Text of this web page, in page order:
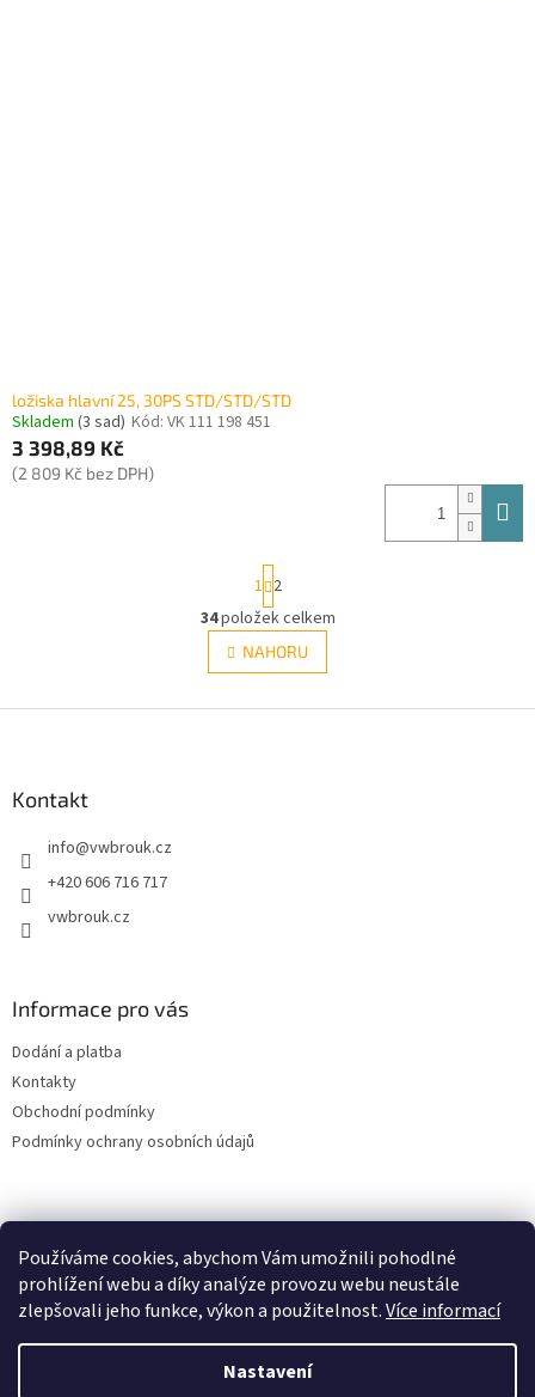
Používáme cookies, abychom Vám umožnili pohodlné
prohlížení webu a díky analýze provozu webu neustále
zlepšovali jeho funkce, výkon a použitelnost.Více informací
Nastavení
ložiska hlavní 25, 30PS STD/STD/STD
Skladem (3 sad) Kód: VK 111 198 451
3 398,89 Kč
(2 809 Kč bez DPH)
O
v
l
t
r
á
n
k
v
1 2
34položek celkem
NAHORU
Kontakt
info@vwbrouk.cz
+420 606 716 717
vwbrouk.cz
Informace pro vás
Dodání a platba
Kontakty
Obchodní podmínky
Podmínky ochrany osobních údajů
Vytvořil Shoptet